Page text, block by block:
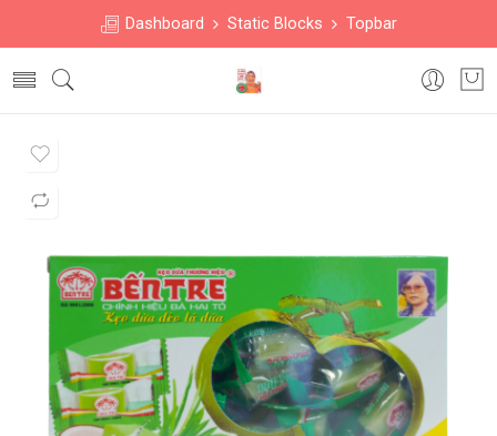
Dashboard Static Blocks Topbar